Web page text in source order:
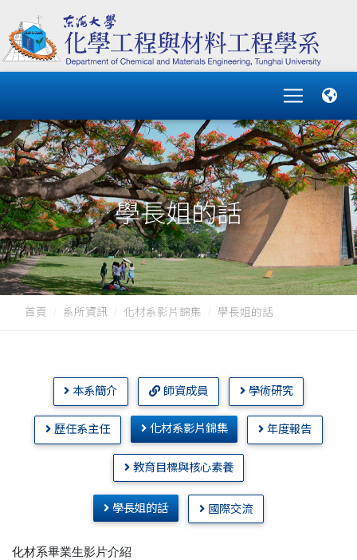
學長姐的話
首頁 系所資訊 化材系影片錦集 學長姐的話
本系簡介 師資成員 學術研究
歷任系主任 化材系影片錦集 年度報告
教育目標與核心素養
學長姐的話 國際交流
化材系畢業生影片介紹